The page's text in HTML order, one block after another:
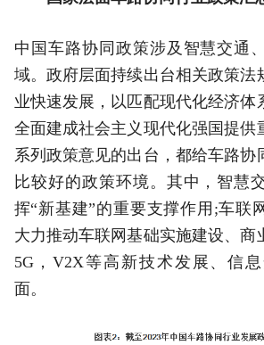
中国车路协同政策涉及智慧交通
域。政府层面持续出台相关政策法
业快速发展，以匹配现代化经济体
全面建成社会主义现代化强国提供
系列政策意见的出台，都给车路协
比较好的政策环境。其中，智慧
挥“新基建”的重要支撑作用;车联
大力推动车联网基础实施建设、商
5G，V2X等高新技术发展、信
面。